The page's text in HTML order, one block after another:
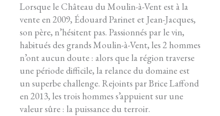
Lorsque le Château du Moulin-à-Vent est à la
vente en 2009, Édouard Parinet et Jean-Jacques,
son père, n’hésitent pas. Passionnés par le vin,
habitués des grands Moulin-à-Vent, les 2 hommes
n’ont aucun doute : alors que la région traverse
une période difficile, la relance du domaine est
un superbe challenge. Rejoints par Brice Laffond
en 2013, les trois hommes s’appuient sur une
valeur sûre : la puissance du terroir.